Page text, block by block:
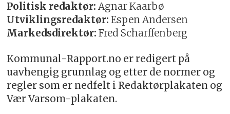
Politisk redaktør: Agnar Kaarbø
Utviklingsredaktør: Espen Andersen
Markedsdirektør: Fred Scharffenberg
Kommunal-Rapport.no er redigert på
uavhengig grunnlag og etter de normer og
regler som er nedfelt i Redaktørplakaten og
Vær Varsom-plakaten.